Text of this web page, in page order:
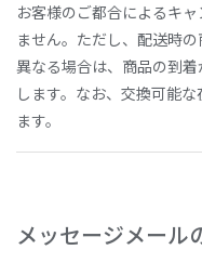
お客様のご都合によるキ
ません。ただし、配送時
異なる場合は、商品の到
します。なお、交換可能
ます。
メッセージメール